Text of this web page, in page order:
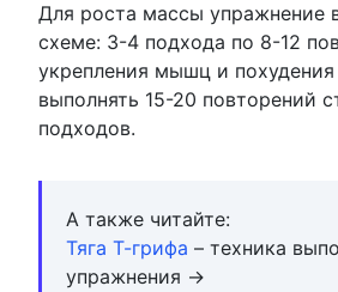
Для роста массы упражнение
схеме: 3-4 подхода по 8-12
укрепления мышц и
выполнять 15-20 повторений
подходов.
А также читайте:
Тяга Т-грифа – техника
упражнения →